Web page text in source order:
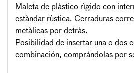
Maleta de plàstico rìgido con
estàndar rùstica. Cerraduras
metàlicas por detràs.
Posibilidad de insertar una o dos
combinación, comprándolas por